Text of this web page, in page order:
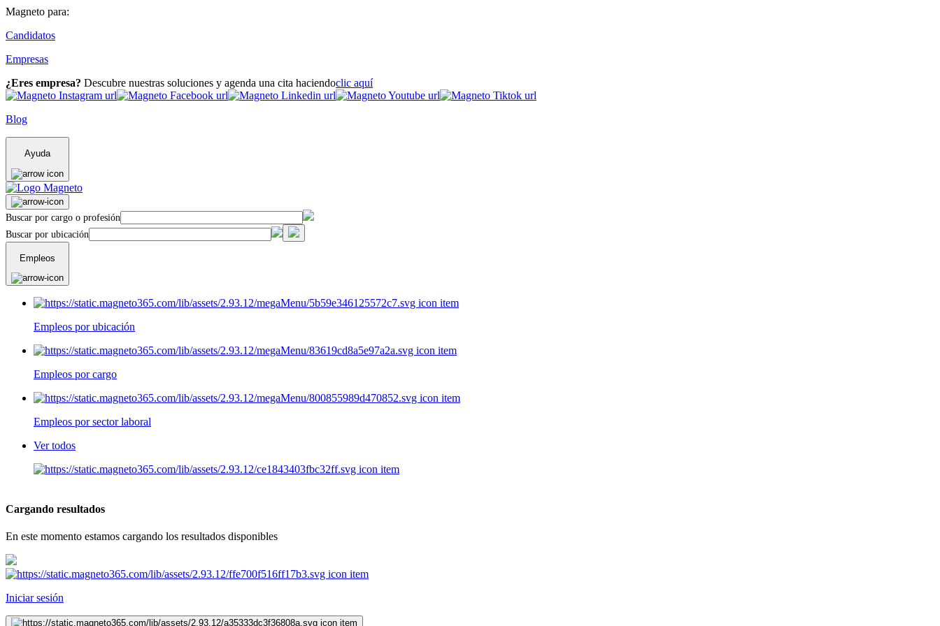
Magneto para:
Candidatos
Empresas
¿Eres empresa? Descubre nuestras soluciones y agenda una cita haciendoclic aquí
Blog
Ayuda
Buscar por cargo o profesión
Buscar por ubicación
Empleos
Empleos por ubicación
Empleos por cargo
Empleos por sector laboral
Ver todos
Cargando resultados
En este momento estamos cargando los resultados disponibles
Iniciar sesión